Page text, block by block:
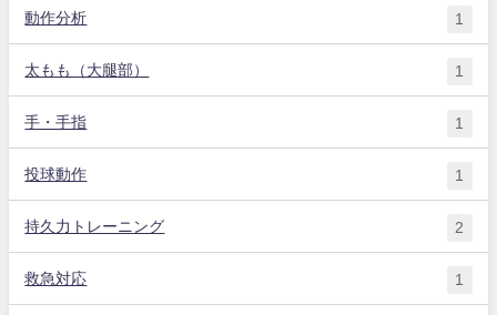
動作分析 1
太もも（大腿部） 1
手・手指 1
投球動作 1
持久力トレーニング 2
救急対応 1